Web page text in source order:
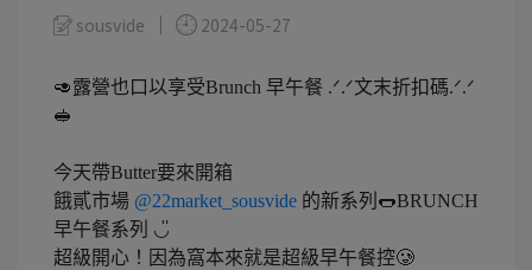
sousvide 2024-05-27
🥑露營也口以享受Brunch 早午餐 .ᐟ‪‪.ᐟ文末折扣碼.ᐟ‪‪.ᐟ
🥪
今天帶Butter要來開箱
餓貳市場 @22market_sousvide 的新系列🌭BRUNCH
早午餐系列 ◡̎
超級開心！因為窩本來就是超級早午餐控🥲